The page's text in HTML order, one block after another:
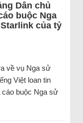
Dân chủ
buộc Nga
của tỷ
về vụ Nga sử
Việt loan tin
buộc Nga sử